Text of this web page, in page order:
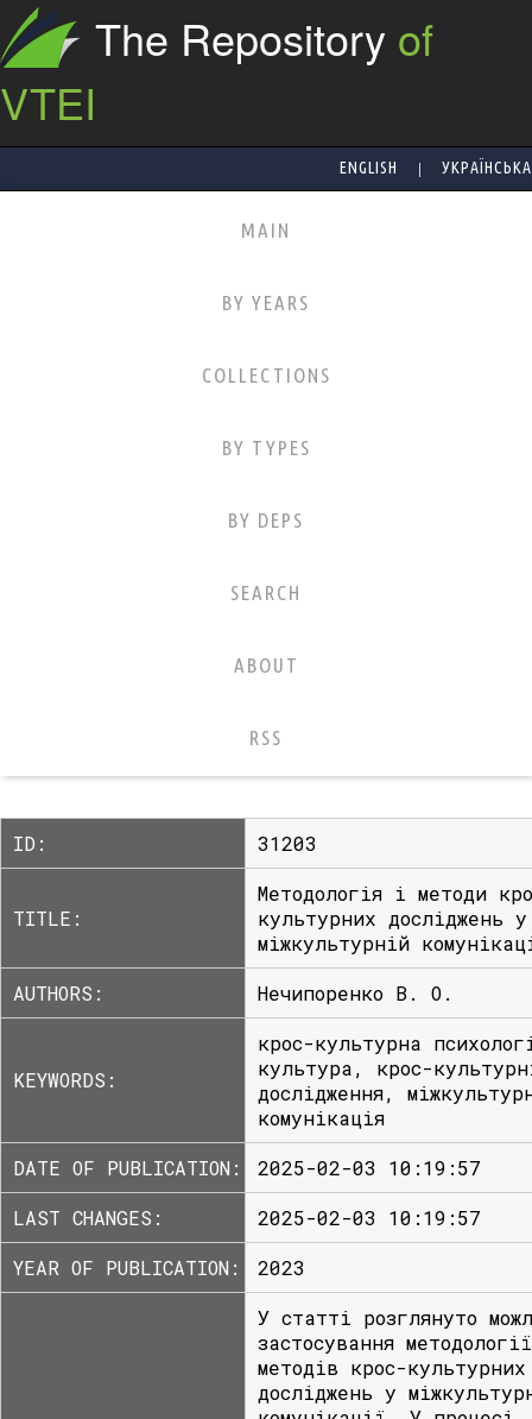
The Repository of
VTEI
ENGLISH | УКРАЇНСЬКА
MAIN
BY YEARS
COLLECTIONS
BY TYPES
BY DEPS
SEARCH
ABOUT
RSS
ID: 31203
TITLE:
Методологія і методи
культурних досліджень у
міжкультурній
AUTHORS:
Нечипоренко В. О.
KEYWORDS:
крос-культурна
культура, крос-
дослідження,
комунікація
DATE OF PUBLICATION:
2025-02-03 10:19:57
LAST CHANGES:
2025-02-03 10:19:57
YEAR OF PUBLICATION:
2023
У статті розглянуто
застосування
методів крос-культурних
досліджень у